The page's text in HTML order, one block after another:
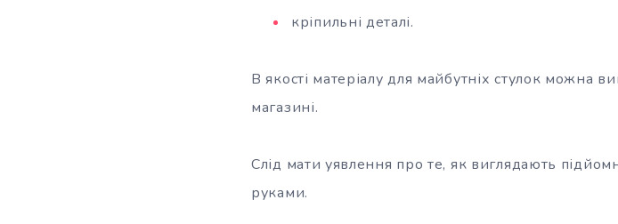
кріпильні деталі.
В якості матеріалу для майбутніх стулок можна
магазині.
Слід мати уявлення про те, як виглядають
руками.